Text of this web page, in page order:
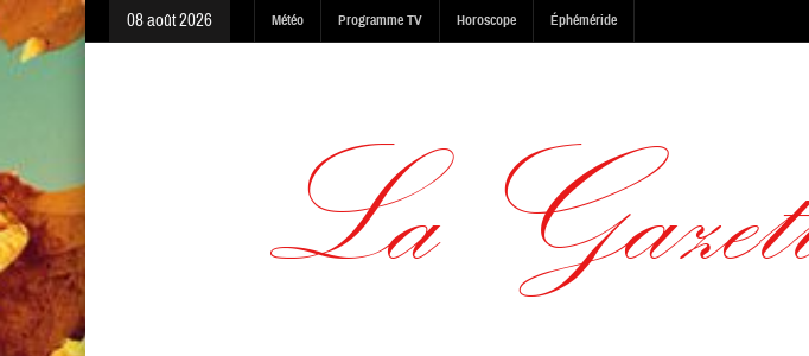
08 août 2026 Météo Programme TV Horoscope Éphéméride